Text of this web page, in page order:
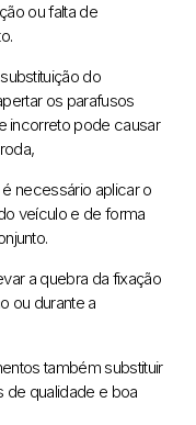
ou falta de
do
os parafusos
incorreto pode causar
necessário aplicar o
veículo e de forma
a quebra da fixação
ou durante a
também substituir
de qualidade e boa